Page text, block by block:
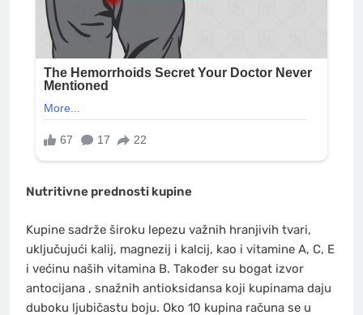
Nutritivne prednosti kupine
Kupine sadrže široku lepezu važnih hranjivih tvari,
uključujući kalij, magnezij i kalcij, kao i vitamine A, C, E
i većinu naših vitamina B. Također su bogat izvor
antocijana , snažnih antioksidansa koji kupinama daju
duboku ljubičastu boju. Oko 10 kupina računa se u